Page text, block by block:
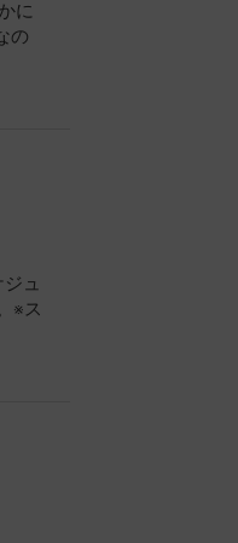
に
の
ュ
※ス